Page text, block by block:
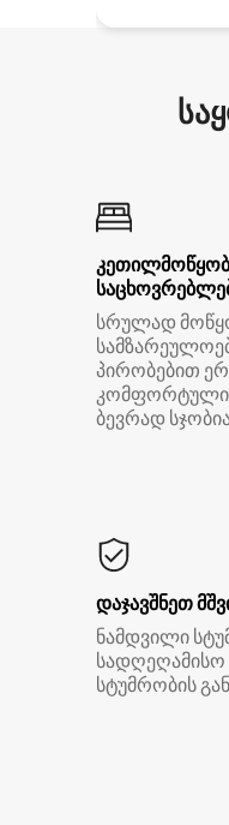
სრულად
პირობებით
კომფორტული
ბევრად
დაჯავშნეთ
ნამდვილი
სტუმრობის